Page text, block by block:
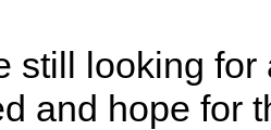
still looking
and hope for